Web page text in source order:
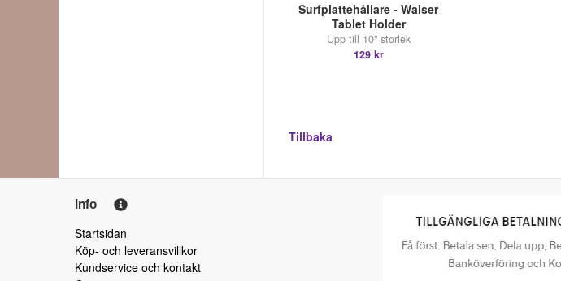
Surfplattehållare - Walser
Tablet Holder
Upp till 10" storlek
129 kr
Tillbaka
Info
Startsidan
Köp- och leveransvillkor
Kundservice och kontakt